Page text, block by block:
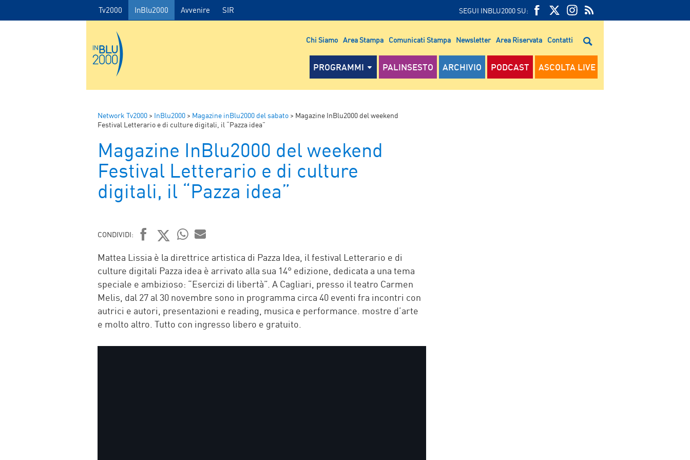
Tv2000 InBlu2000 Avvenire SIR SEGUI INBLU2000 SU:
FEED
RSS
RSS
Chi Siamo Area Stampa Comunicati Stampa Newsletter Area Riservata Contatti
PROGRAMMI PALINSESTO ARCHIVIO PODCAST ASCOLTA LIVE
Network Tv2000 > InBlu2000 > Magazine inBlu2000 del sabato > Magazine InBlu2000 del weekend
Festival Letterario e di culture digitali, il “Pazza idea”
Magazine InBlu2000 del weekend
Festival Letterario e di culture
digitali, il “Pazza idea”
CONDIVIDI:
FACEBOOK
TWITTER
WHATSAPP
MAIL
Mattea Lissia è la direttrice artistica di Pazza Idea, il festival Letterario e di
culture digitali Pazza idea è arrivato alla sua 14° edizione, dedicata a una tema
speciale e ambizioso: “Esercizi di libertà”. A Cagliari, presso il teatro Carmen
Melis, dal 27 al 30 novembre sono in programma circa 40 eventi fra incontri con
autrici e autori, presentazioni e reading, musica e performance. mostre d’arte
e molto altro. Tutto con ingresso libero e gratuito.